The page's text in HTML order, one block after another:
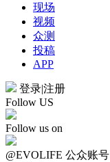
现场
视频
众测
投稿
APP
登录|注册
Follow US
Follow us on
@EVOLIFE 公众账号